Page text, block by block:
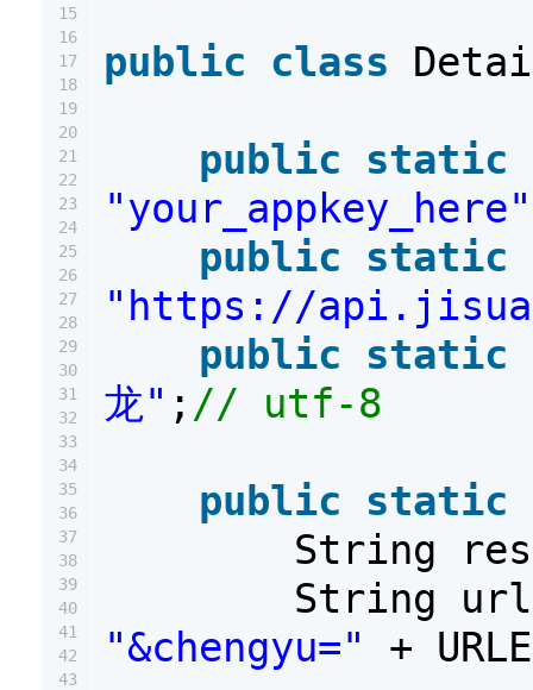
15
16
17
18
19
20
21
22
23
24
25
26
27
28
29
30
31
32
33
34
35
36
37
38
39
40
41
42
43
public class
public static
"your_appkey_here"
public static
"https://
public static
龙" ; // utf-8
public static
String
String
"&chengyu="
+